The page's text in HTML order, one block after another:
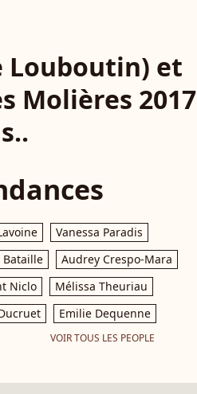
Louboutin) et
Molières 2017
Vanessa Paradis
Bataille
Audrey Crespo-Mara
Niclo
Mélissa Theuriau
Emilie Dequenne
VOIR TOUS LES PEOPLE